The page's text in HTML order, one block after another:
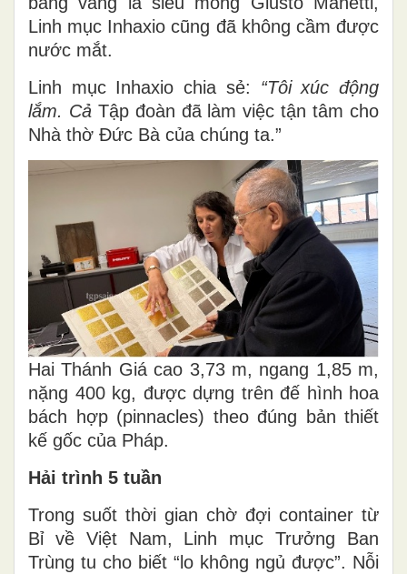
Linh mục Inhaxio cũng đã không cầm được
nước mắt.
Linh mục Inhaxio chia sẻ: “Tôi xúc động
lắm. CảTập đoàn đã làm việc tận tâm cho
Nhà thờ Đức Bà của chúng ta.”
Hai Thánh Giá cao 3,73 m, ngang 1,85 m,
nặng 400 kg, được dựng trên đế hình hoa
bách hợp (pinnacles) theo đúng bản thiết
kế gốc của Pháp.
Hải trình 5 tuần
Trong suốt thời gian chờ đợi container từ
Bỉ về Việt Nam, Linh mục Trưởng Ban
Trùng tu cho biết “lo không ngủ được”. Nỗi